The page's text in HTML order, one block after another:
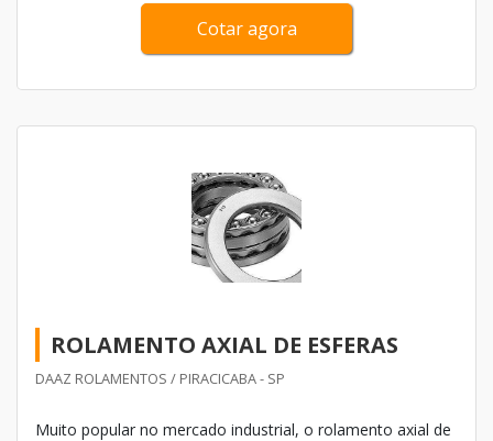
Cotar agora
ROLAMENTO AXIAL DE ESFERAS
DAAZ ROLAMENTOS / PIRACICABA - SP
Muito popular no mercado industrial, o rolamento axial de